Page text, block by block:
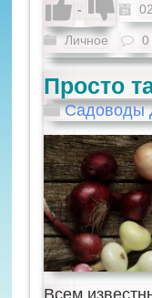
-
Личное 0
Просто
Садоводы